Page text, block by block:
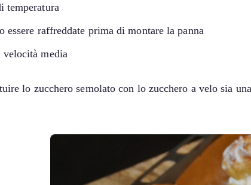
temperatura
essere raffreddate prima di montare la panna
media
lo zucchero semolato con lo zucchero a velo sia